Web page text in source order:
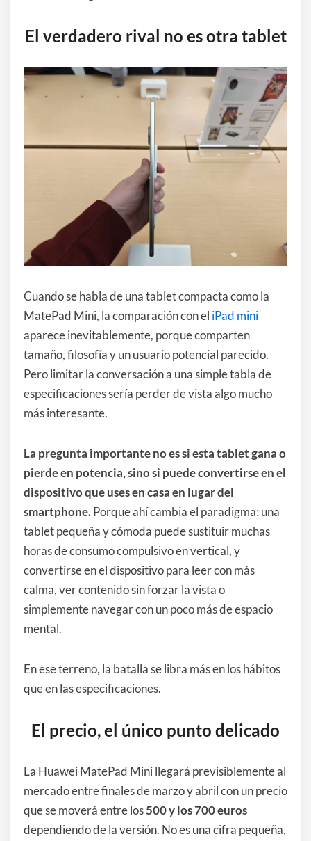
El verdadero rival no es otra tablet
Cuando se habla de una tablet compacta como la
MatePad Mini, la comparación con el iPad mini
aparece inevitablemente, porque comparten
tamaño, filosofía y un usuario potencial parecido.
Pero limitar la conversación a una simple tabla de
especificaciones sería perder de vista algo mucho
más interesante.
La pregunta importante no es si esta tablet gana o
pierde en potencia, sino si puede convertirse en el
dispositivo que uses en casa en lugar del
smartphone.Porque ahí cambia el paradigma: una
tablet pequeña y cómoda puede sustituir muchas
horas de consumo compulsivo en vertical, y
convertirse en el dispositivo para leer con más
calma, ver contenido sin forzar la vista o
simplemente navegar con un poco más de espacio
mental.
En ese terreno, la batalla se libra más en los hábitos
que en las especificaciones.
El precio, el único punto delicado
La Huawei MatePad Mini llegará previsiblemente al
mercado entre finales de marzo y abril con un precio
que se moverá entre los500 y los 700 euros
dependiendo de la versión. No es una cifra pequeña,